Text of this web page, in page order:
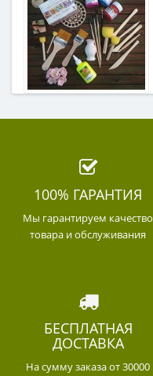
100% ГАРАНТИЯ
Мы гарантируем качество
товара и обслуживания
БЕСПЛАТНАЯ
ДОСТАВКА
На сумму заказа от 30000